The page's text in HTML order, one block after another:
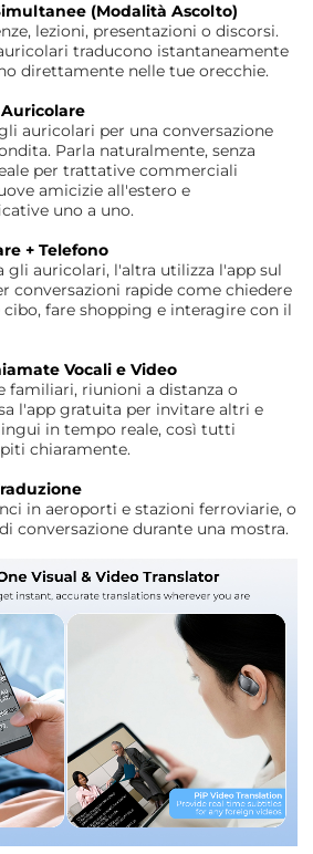
(Modalità Ascolto)
lezioni, presentazioni o discorsi.
traducono istantaneamente
direttamente nelle tue orecchie.
auricolari per una conversazione
Parla naturalmente, senza
per trattative commerciali
amicizie all'estero e
uno a uno.
+ Telefono
gli auricolari, l'altra utilizza l'app sul
conversazioni rapide come chiedere
fare shopping e interagire con il
Vocali e Video
familiari, riunioni a distanza o
l'app gratuita per invitare altri e
in tempo reale, così tutti
chiaramente.
in aeroporti e stazioni ferroviarie, o
conversazione durante una mostra.